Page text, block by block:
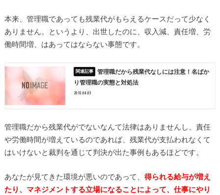
本来、管理職であっても残業代がもらえるケースだって少なく
ありません。というより、出世したのに、収入減、責任増、労
働時間増、はあってはならない事態です。
管理職だから残業代なしには注意！名ばか
り管理職の実態と対処法
2018.04.03
管理職だから残業代がでないなんて法律はありませんし、責任
や労働時間が増えているのであれば、残業代が支払われなくて
はいけないと裁判を通じて判決が出た事例もあるほどです。
あなたが見てきた環境が悪いのであって、 得られる給与が増え
たり、マネジメントする立場になることによって、仕事にやり